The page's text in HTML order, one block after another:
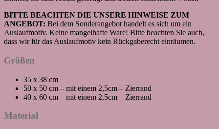
BITTE BEACHTEN DIE UNSERE HINWEISE ZUM
ANGEBOT: Bei dem Sonderangebot handelt es sich um ein
Auslaufmotiv. Keine mangelhafte Ware! Bitte beachten Sie auch,
dass wir für das Auslaufmotiv kein Rückgaberecht einräumen.
Größen
35 x 38 cm
50 x 50 cm – mit einem 2,5cm – Zierrand
40 x 60 cm – mit einem 2,5cm – Zierrand
Material